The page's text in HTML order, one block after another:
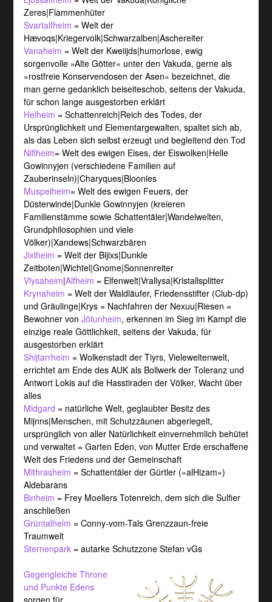
Zeres|Flammenhüter
Svartalfheim = Welt der
Hævoqs|Kriegervolk|Schwarzalben|Aschereiter
Vanaheim = Welt der Kweiijds|humorlose, ewig
sorgenvolle »Alte Götter« unter den Vakuda, gerne als
»rostfreie Konservendosen der Asen« bezeichnet, die
man gerne gedanklich beiseiteschob, seitens der Vakuda,
für schon lange ausgestorben erklärt
Helheim = Schattenreich|Reich des Todes, der
Ursprünglichkeit und Elementargewalten, spaltet sich ab,
als das Leben sich selbst erzeugt und begleitend den Tod
Niflheim= Welt des ewigen Eises, der Eiswolken|Helle
Gowinnyjen (verschiedene Familien auf
Zauberinseln)|Charyques|Bloonies
Muspelheim= Welt des ewigen Feuers, der
Düsterwinde|Dunkle Gowinnyjen (kreieren
Familienstämme sowie Schattentäler|Wandelwelten,
Grundphilosophien und viele
Völker)|Xandews|Schwarzbären
Jixlheim = Welt der Bijixs|Dunkle
Zeitboten|Wichtel|Gnome|Sonnenreiter
Vlysaheim|Alfheim = Elfenwelt|Vrallysa|Kristallsplitter
Krynaheim = Welt der Waldläufer, Friedensstifter (Club-dp)
und Gräulinge|Krys = Nachfahren der Nexuu|Riesen =
Bewohner von Jötunheim, erkennen im Sieg im Kampf die
einzige reale Göttlichkeit, seitens der Vakuda, für
ausgestorben erklärt
Shijtarrheim = Wolkenstadt der Tiyrs, Vieleweltenwelt,
errichtet am Ende des AUK als Bollwerk der Toleranz und
Antwort Lokis auf die Hasstiraden der Völker, Wacht über
alles
Midgard = natürliche Welt, geglaubter Besitz des
Mijnns|Menschen, mit Schutzzäunen abgeriegelt,
ursprünglich von aller Natürlichkeit einvernehmlich behütet
und verwaltet = Garten Eden, von Mutter Erde erschaffene
Welt des Friedens und der Gemeinschaft
Mithrasheim = Schattentäler der Gürtler (»alHizam«)
Aldebarans
Binheim = Frey Moellers Totenreich, dem sich die Sulfier
anschließen
Grüntalheim = Conny-vom-Tals Grenzzaun-freie
Traumwelt
Sternenpark = autarke Schutzzone Stefan vGs
Gegengleiche Throne
und Punkte Edens
sorgen für